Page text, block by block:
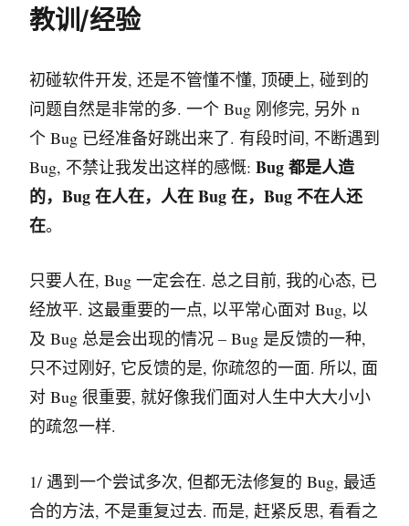
教训/经验
初碰软件开发, 还是不管懂不懂, 顶硬上, 碰到的
问题自然是非常的多. 一个 Bug 刚修完, 另外 n
个 Bug 已经准备好跳出来了. 有段时间, 不断遇到
Bug, 不禁让我发出这样的感慨: Bug 都是人造
的，Bug 在人在，人在 Bug 在，Bug 不在人还
在。
只要人在, Bug 一定会在. 总之目前, 我的心态, 已
经放平. 这最重要的一点, 以平常心面对 Bug, 以
及 Bug 总是会出现的情况 – Bug 是反馈的一种,
只不过刚好, 它反馈的是, 你疏忽的一面. 所以, 面
对 Bug 很重要, 就好像我们面对人生中大大小小
的疏忽一样.
1/ 遇到一个尝试多次, 但都无法修复的 Bug, 最适
合的方法, 不是重复过去. 而是, 赶紧反思, 看看之